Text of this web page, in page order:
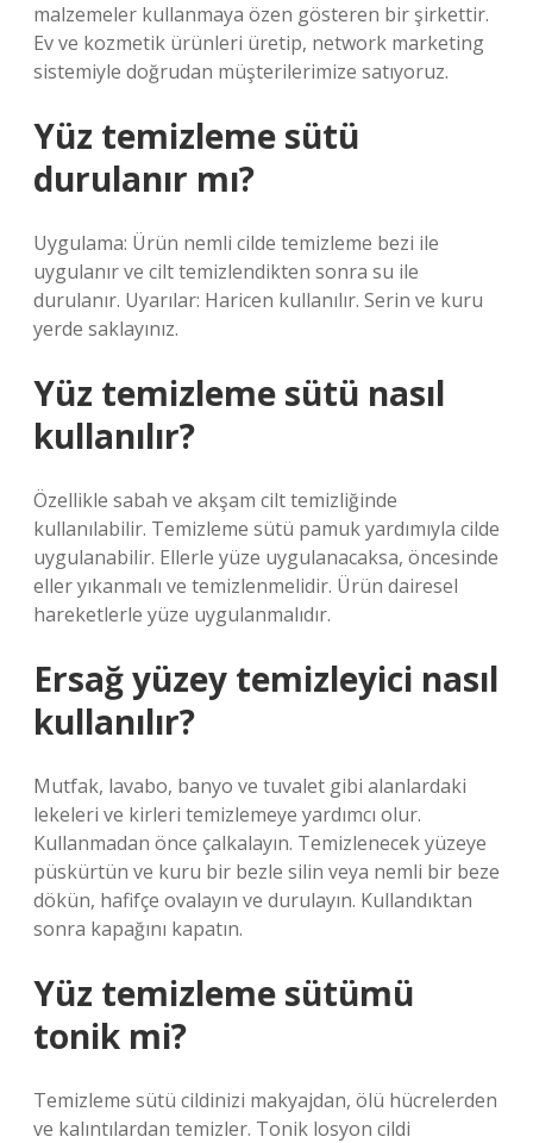
malzemeler kullanmaya özen gösteren bir şirkettir.
Ev ve kozmetik ürünleri üretip, network marketing
sistemiyle doğrudan müşterilerimize satıyoruz.
Yüz temizleme sütü
durulanır mı?
Uygulama: Ürün nemli cilde temizleme bezi ile
uygulanır ve cilt temizlendikten sonra su ile
durulanır. Uyarılar: Haricen kullanılır. Serin ve kuru
yerde saklayınız.
Yüz temizleme sütü nasıl
kullanılır?
Özellikle sabah ve akşam cilt temizliğinde
kullanılabilir. Temizleme sütü pamuk yardımıyla cilde
uygulanabilir. Ellerle yüze uygulanacaksa, öncesinde
eller yıkanmalı ve temizlenmelidir. Ürün dairesel
hareketlerle yüze uygulanmalıdır.
Ersağ yüzey temizleyici nasıl
kullanılır?
Mutfak, lavabo, banyo ve tuvalet gibi alanlardaki
lekeleri ve kirleri temizlemeye yardımcı olur.
Kullanmadan önce çalkalayın. Temizlenecek yüzeye
püskürtün ve kuru bir bezle silin veya nemli bir beze
dökün, hafifçe ovalayın ve durulayın. Kullandıktan
sonra kapağını kapatın.
Yüz temizleme sütümü
tonik mi?
Temizleme sütü cildinizi makyajdan, ölü hücrelerden
ve kalıntılardan temizler. Tonik losyon cildi